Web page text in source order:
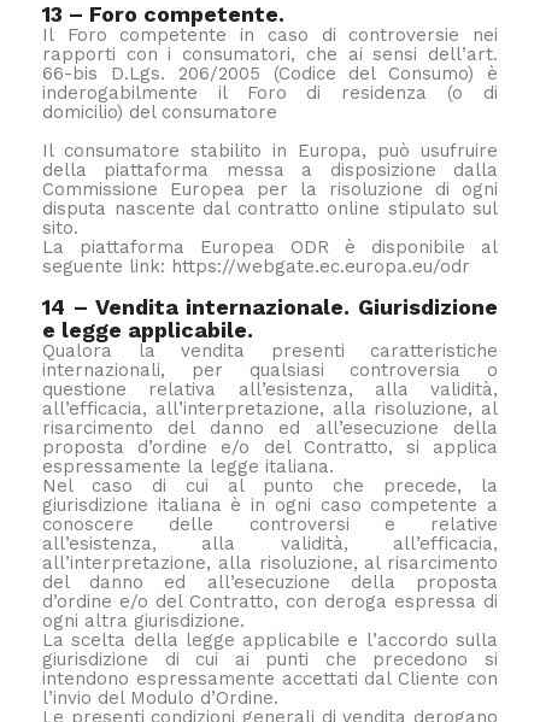
13 – Foro competente.
Il Foro competente in caso di controversie nei
rapporti con i consumatori, che ai sensi dell’art.
66-bis D.Lgs. 206/2005 (Codice del Consumo) è
inderogabilmente il Foro di residenza (o di
domicilio) del consumatore
Il consumatore stabilito in Europa, può usufruire
della piattaforma messa a disposizione dalla
Commissione Europea per la risoluzione di ogni
disputa nascente dal contratto online stipulato sul
sito.
La piattaforma Europea ODR è disponibile al
seguente link: https://webgate.ec.europa.eu/odr
14 – Vendita internazionale. Giurisdizione
e legge applicabile.
Qualora la vendita presenti caratteristiche
internazionali, per qualsiasi controversia o
questione relativa all’esistenza, alla validità,
all’efficacia, all’interpretazione, alla risoluzione, al
risarcimento del danno ed all’esecuzione della
proposta d’ordine e/o del Contratto, si applica
espressamente la legge italiana.
Nel caso di cui al punto che precede, la
giurisdizione italiana è in ogni caso competente a
conoscere delle controversi e relative
all’esistenza, alla validità, all’efficacia,
all’interpretazione, alla risoluzione, al risarcimento
del danno ed all’esecuzione della proposta
d’ordine e/o del Contratto, con deroga espressa di
ogni altra giurisdizione.
La scelta della legge applicabile e l’accordo sulla
giurisdizione di cui ai punti che precedono si
intendono espressamente accettati dal Cliente con
l’invio del Modulo d’Ordine.
Le presenti condizioni generali di vendita derogano